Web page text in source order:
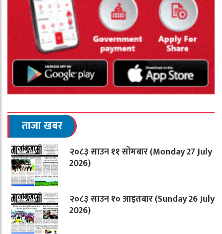
ताजा खबर
२०८३ साउन ११ सोमबार (Monday 27 July
2026)
२०८३ साउन १० आइतबार (Sunday 26 July
2026)